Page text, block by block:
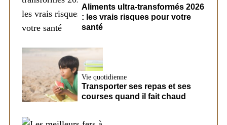
Aliments ultra-transformés 2026
: les vrais risques pour votre
santé
Vie quotidienne
Transporter ses repas et ses
courses quand il fait chaud